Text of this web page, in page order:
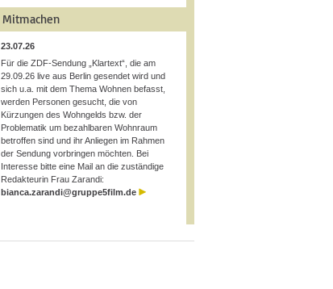
Mitmachen
23.07.26
Für die ZDF-Sendung „Klartext“, die am
29.09.26 live aus Berlin gesendet wird und
sich u.a. mit dem Thema Wohnen befasst,
werden Personen gesucht, die von
Kürzungen des Wohngelds bzw. der
Problematik um bezahlbaren Wohnraum
betroffen sind und ihr Anliegen im Rahmen
der Sendung vorbringen möchten. Bei
Interesse bitte eine Mail an die zuständige
Redakteurin Frau Zarandi:
bianca.zarandi@gruppe5film.de